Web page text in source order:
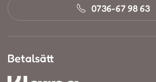
0736-67 98 63
Betalsätt